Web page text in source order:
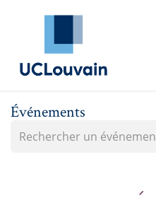
Se rendre au contenu
Événements